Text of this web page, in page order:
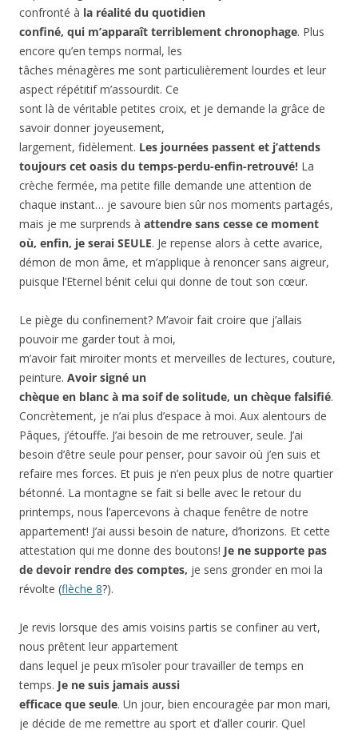
confronté à la réalité du quotidien
confiné, qui m’apparaît terriblement chronophage. Plus
encore qu’en temps normal, les
tâches ménagères me sont particulièrement lourdes et leur
aspect répétitif m’assourdit. Ce
sont là de véritable petites croix, et je demande la grâce de
savoir donner joyeusement,
largement, fidèlement. Les journées passent et j’attends
toujours cet oasis du temps-perdu-enfin-retrouvé! La
crèche fermée, ma petite fille demande une attention de
chaque instant… je savoure bien sûr nos moments partagés,
mais je me surprends à attendre sans cesse ce moment
où, enfin, je serai SEULE. Je repense alors à cette avarice,
démon de mon âme, et m’applique à renoncer sans aigreur,
puisque l’Eternel bénit celui qui donne de tout son cœur.
Le piège du confinement? M’avoir fait croire que j’allais
pouvoir me garder tout à moi,
m’avoir fait miroiter monts et merveilles de lectures, couture,
peinture. Avoir signé un
chèque en blanc à ma soif de solitude, un chèque falsifié.
Concrètement, je n’ai plus d’espace à moi. Aux alentours de
Pâques, j’étouffe. J’ai besoin de me retrouver, seule. J’ai
besoin d’être seule pour penser, pour savoir où j’en suis et
refaire mes forces. Et puis je n’en peux plus de notre quartier
bétonné. La montagne se fait si belle avec le retour du
printemps, nous l’apercevons à chaque fenêtre de notre
appartement! J’ai aussi besoin de nature, d’horizons. Et cette
attestation qui me donne des boutons! Je ne supporte pas
de devoir rendre des comptes, je sens gronder en moi la
révolte (flèche 8?).
Je revis lorsque des amis voisins partis se confiner au vert,
nous prêtent leur appartement
dans lequel je peux m’isoler pour travailler de temps en
temps. Je ne suis jamais aussi
efficace que seule. Un jour, bien encouragée par mon mari,
je décide de me remettre au sport et d’aller courir. Quel